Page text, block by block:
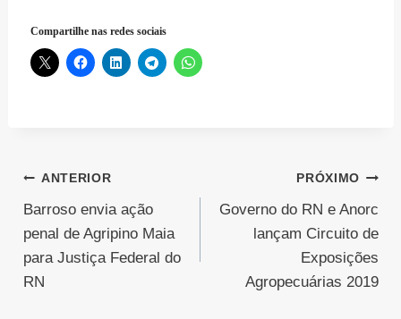
Compartilhe nas redes sociais
Navegação
de
Post
ANTERIOR
Barroso envia ação
penal de Agripino Maia
para Justiça Federal do
RN
PRÓXIMO
Governo do RN e Anorc
lançam Circuito de
Exposições
Agropecuárias 2019